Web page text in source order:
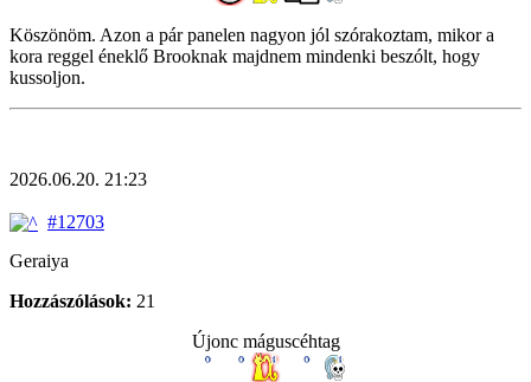
Köszönöm. Azon a pár panelen nagyon jól szórakoztam, mikor a
kora reggel éneklő Brooknak majdnem mindenki beszólt, hogy
kussoljon.
2026.06.20. 21:23
#12703
Geraiya
Hozzászólások: 21
Újonc máguscéhtag